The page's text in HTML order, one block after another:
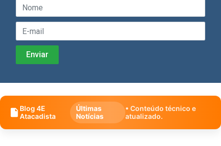
Blog 4E
Atacadista
Últimas
Notícias
• Conteúdo técnico e
atualizado.